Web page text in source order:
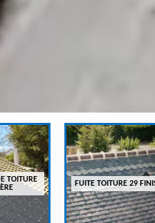
TOITURE
FUITE TOITURE 29